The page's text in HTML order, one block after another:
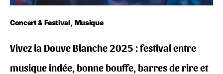
Concert & Festival Musique
Vivez la Douve Blanche 2025 : festival entre
musique indée, bonne bouffe, barres de rire et